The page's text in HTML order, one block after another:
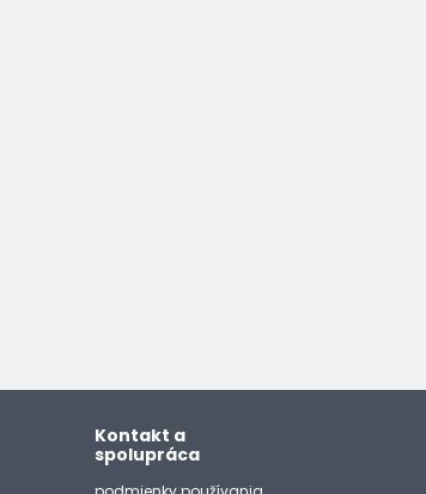
Kontakt a
spolupráca